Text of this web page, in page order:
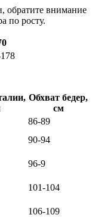
обратите внимание
по росту.
Обхват бедер,
см
86-89
90-94
96-9
101-104
106-109